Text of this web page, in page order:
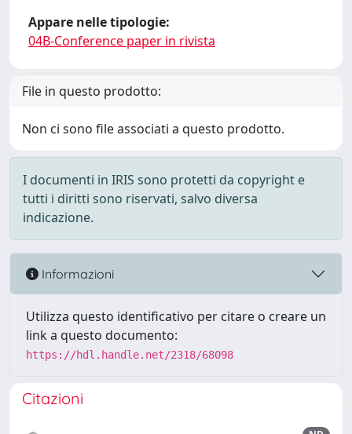
Appare nelle tipologie:
04B-Conference paper in rivista
File in questo prodotto:
Non ci sono file associati a questo prodotto.
I documenti in IRIS sono protetti da copyright e
tutti i diritti sono riservati, salvo diversa
indicazione.
Informazioni
Utilizza questo identificativo per citare o creare un
link a questo documento:
https://hdl.handle.net/2318/68098
Citazioni